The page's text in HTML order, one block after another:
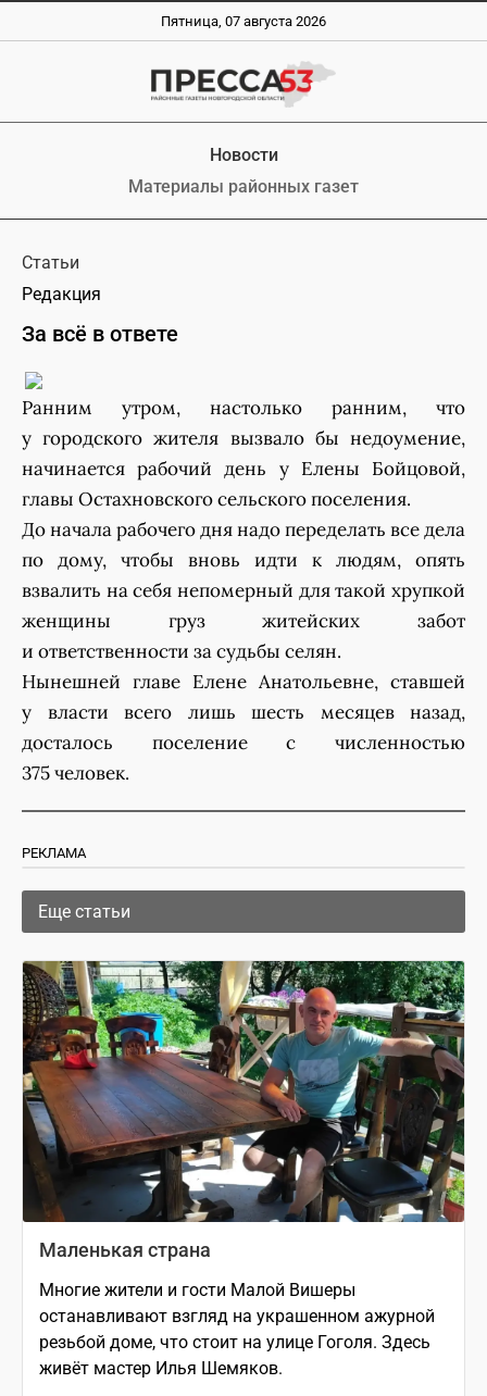
Пятница, 07 августа 2026
Новости
Материалы районных газет
Статьи
Редакция
За всё в ответе
Ранним утром, настолько ранним, что
у городского жителя вызвало бы недоумение,
начинается рабочий день у Елены Бойцовой,
главы Остахновского сельского поселения.
До начала рабочего дня надо переделать все дела
по дому, чтобы вновь идти к людям, опять
взвалить на себя непомерный для такой хрупкой
женщины груз житейских забот
и ответственности за судьбы селян.
Нынешней главе Елене Анатольевне, ставшей
у власти всего лишь шесть месяцев назад,
досталось поселение с численностью
375 человек.
РЕКЛАМА
Еще статьи
Маленькая страна
Многие жители и гости Малой Вишеры
останавливают взгляд на украшенном ажурной
резьбой доме, что стоит на улице Гоголя. Здесь
живёт мастер Илья Шемяков.